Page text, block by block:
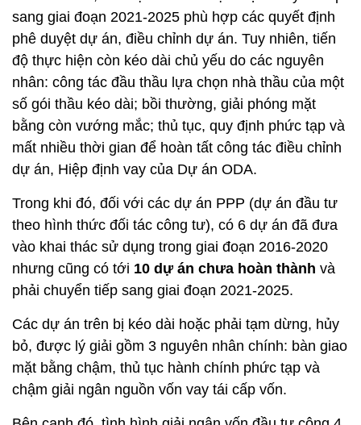
sang giai đoạn 2021-2025 phù hợp các quyết định
phê duyệt dự án, điều chỉnh dự án. Tuy nhiên, tiến
độ thực hiện còn kéo dài chủ yếu do các nguyên
nhân: công tác đầu thầu lựa chọn nhà thầu của một
số gói thầu kéo dài; bồi thường, giải phóng mặt
bằng còn vướng mắc; thủ tục, quy định phức tạp và
mất nhiều thời gian để hoàn tất công tác điều chỉnh
dự án, Hiệp định vay của Dự án ODA.
Trong khi đó, đối với các dự án PPP (dự án đầu tư
theo hình thức đối tác công tư), có 6 dự án đã đưa
vào khai thác sử dụng trong giai đoạn 2016-2020
nhưng cũng có tới 10 dự án chưa hoàn thành và
phải chuyển tiếp sang giai đoạn 2021-2025.
Các dự án trên bị kéo dài hoặc phải tạm dừng, hủy
bỏ, được lý giải gồm 3 nguyên nhân chính: bàn giao
mặt bằng chậm, thủ tục hành chính phức tạp và
chậm giải ngân nguồn vốn vay tái cấp vốn.